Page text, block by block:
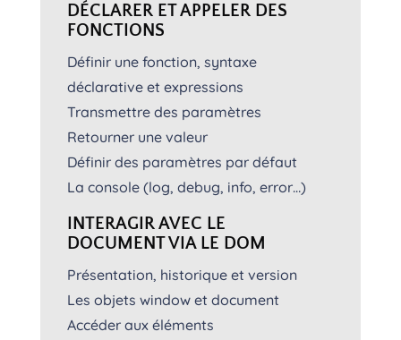
DÉCLARER ET APPELER DES
FONCTIONS
Définir une fonction, syntaxe
déclarative et expressions
Transmettre des paramètres
Retourner une valeur
Définir des paramètres par défaut
La console (log, debug, info, error…)
INTERAGIR AVEC LE
DOCUMENT VIA LE DOM
Présentation, historique et version
Les objets window et document
Accéder aux éléments